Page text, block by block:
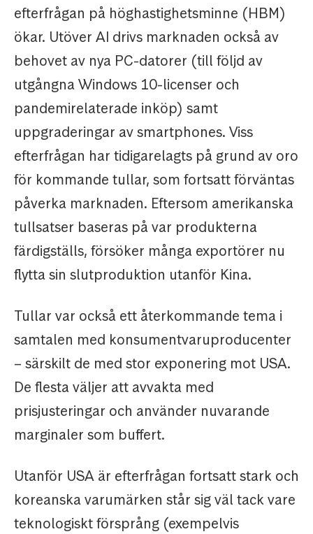
efterfrågan på höghastighetsminne (HBM)
ökar. Utöver AI drivs marknaden också av
behovet av nya PC-datorer (till följd av
utgångna Windows 10-licenser och
pandemirelaterade inköp) samt
uppgraderingar av smartphones. Viss
efterfrågan har tidigarelagts på grund av oro
för kommande tullar, som fortsatt förväntas
påverka marknaden. Eftersom amerikanska
tullsatser baseras på var produkterna
färdigställs, försöker många exportörer nu
flytta sin slutproduktion utanför Kina.
Tullar var också ett återkommande tema i
samtalen med konsumentvaruproducenter
– särskilt de med stor exponering mot USA.
De flesta väljer att avvakta med
prisjusteringar och använder nuvarande
marginaler som buffert.
Utanför USA är efterfrågan fortsatt stark och
koreanska varumärken står sig väl tack vare
teknologiskt försprång (exempelvis